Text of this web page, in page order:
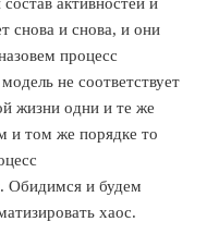
активностей и
снова и снова, и они
процесс
не соответствует
жизни одни и те же
и том же порядке то
Обидимся и будем
хаос.